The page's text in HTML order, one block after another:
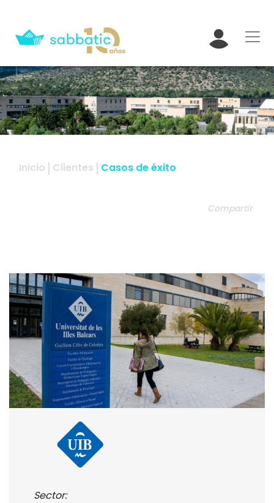
Inicio Clientes Casos de éxito
Compartir
Sector: